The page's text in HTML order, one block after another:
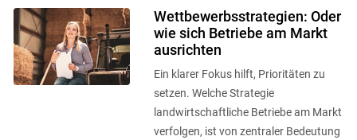
Wettbewerbsstrategien: Oder
wie sich Betriebe am Markt
ausrichten
Ein klarer Fokus hilft, Prioritäten zu
setzen. Welche Strategie
landwirtschaftliche Betriebe am Markt
verfolgen, ist von zentraler Bedeutung